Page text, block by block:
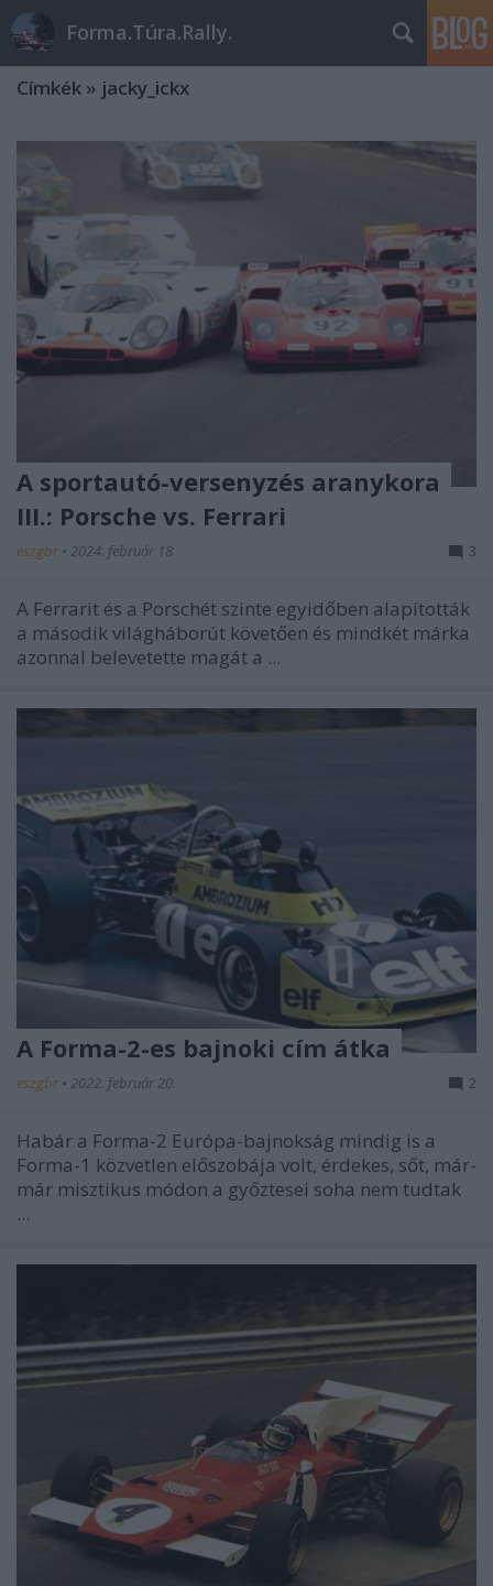
Forma.Túra.Rally.
Címkék » jacky_ickx
A sportautó-versenyzés aranykora
III.: Porsche vs. Ferrari
eszgbr • 2024. február 18. 3
A Ferrarit és a Porschét szinte egyidőben alapították
a második világháborút követően és mindkét márka
azonnal belevetette magát a ...
A Forma-2-es bajnoki cím átka
eszgbr • 2022. február 20. 2
Habár a Forma-2 Európa-bajnokság mindig is a
Forma-1 közvetlen előszobája volt, érdekes, sőt, már-
már misztikus módon a győztesei soha nem tudtak
...